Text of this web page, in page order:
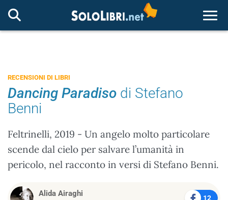
RECENSIONI DI LIBRI
Dancing Paradiso di Stefano
Benni
Feltrinelli, 2019 - Un angelo molto particolare
scende dal cielo per salvare l’umanità in
pericolo, nel racconto in versi di Stefano Benni.
Alida Airaghi 12